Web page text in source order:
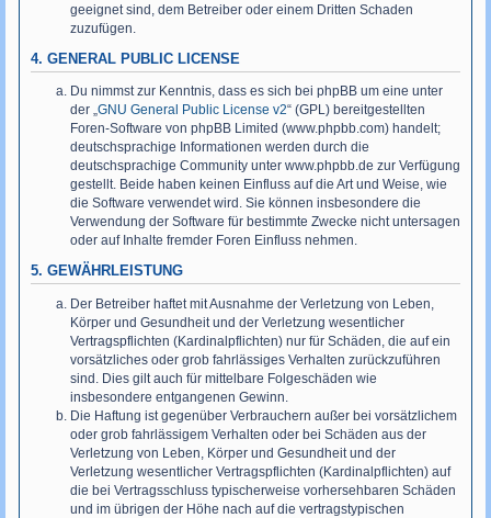
geeignet sind, dem Betreiber oder einem Dritten Schaden
zuzufügen.
4. GENERAL PUBLIC LICENSE
Du nimmst zur Kenntnis, dass es sich bei phpBB um eine unter
der „GNU General Public License v2“ (GPL) bereitgestellten
Foren-Software von phpBB Limited (www.phpbb.com) handelt;
deutschsprachige Informationen werden durch die
deutschsprachige Community unter www.phpbb.de zur Verfügung
gestellt. Beide haben keinen Einfluss auf die Art und Weise, wie
die Software verwendet wird. Sie können insbesondere die
Verwendung der Software für bestimmte Zwecke nicht untersagen
oder auf Inhalte fremder Foren Einfluss nehmen.
5. GEWÄHRLEISTUNG
Der Betreiber haftet mit Ausnahme der Verletzung von Leben,
Körper und Gesundheit und der Verletzung wesentlicher
Vertragspflichten (Kardinalpflichten) nur für Schäden, die auf ein
vorsätzliches oder grob fahrlässiges Verhalten zurückzuführen
sind. Dies gilt auch für mittelbare Folgeschäden wie
insbesondere entgangenen Gewinn.
Die Haftung ist gegenüber Verbrauchern außer bei vorsätzlichem
oder grob fahrlässigem Verhalten oder bei Schäden aus der
Verletzung von Leben, Körper und Gesundheit und der
Verletzung wesentlicher Vertragspflichten (Kardinalpflichten) auf
die bei Vertragsschluss typischerweise vorhersehbaren Schäden
und im übrigen der Höhe nach auf die vertragstypischen